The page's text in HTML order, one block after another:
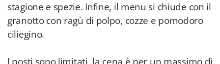
stagione e spezie. Infine, il menu si chiude con il
granotto con ragù di polpo, cozze e pomodoro
ciliegino.